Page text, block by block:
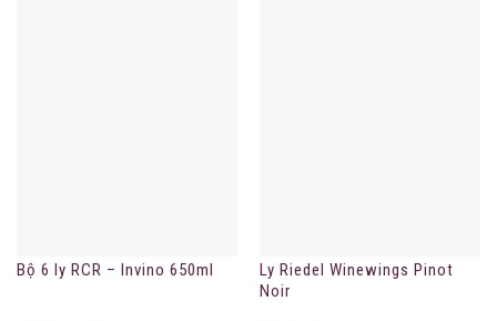
Bộ 6 ly RCR – Invino 650ml
Ly Riedel Winewings Pinot
Noir